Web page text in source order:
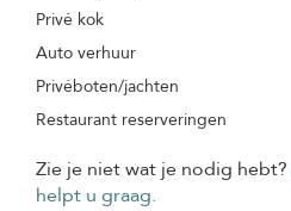
Privé kok
Auto verhuur
Privéboten/jachten
Restaurant reserveringen
Zie je niet wat je nodig hebt?
helpt u graag.